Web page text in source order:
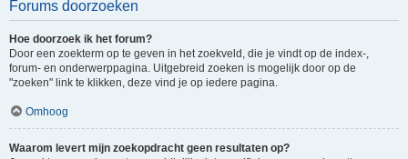
Forums doorzoeken
Hoe doorzoek ik het forum?
Door een zoekterm op te geven in het zoekveld, die je vindt op de index-,
forum- en onderwerppagina. Uitgebreid zoeken is mogelijk door op de
"zoeken" link te klikken, deze vind je op iedere pagina.
Omhoog
Waarom levert mijn zoekopdracht geen resultaten op?